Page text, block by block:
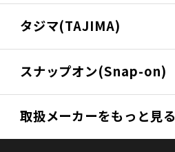
タジマ(TAJIMA)
スナップオン(Snap-on)
取扱メーカーをもっと見る